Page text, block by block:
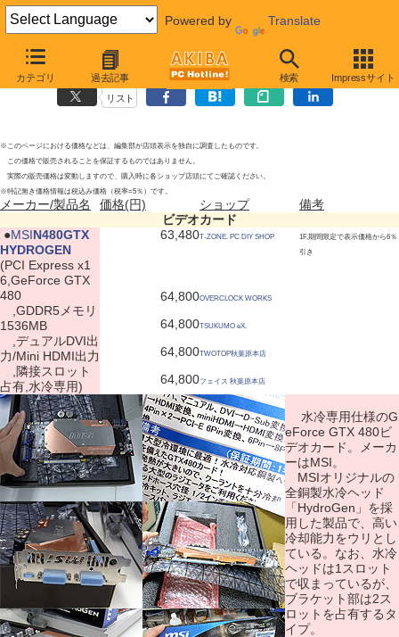
Powered by Translate
カテゴリ 過去記事 検索 Impressサイト
ビデオカードの新製品 2010年9月11日号
リスト
※このページにおける価格などは、編集部が店頭表示を独自に調査したものです。
この価格で販売されることを保証するものではありません。
実際の販売価格は変動しますので、購入時に各ショップ店頭にてご確認ください。
※特記無き価格情報は税込み価格（税率=5％）です。
メーカー/製品名 価格(円) ショップ
備考
ビデオカード
●MSIN480GTX
HYDROGEN
(PCI Express x1
6,GeForce GTX
480
,GDDR5メモリ
1536MB
,デュアルDVI出
力/Mini HDMI出力
,隣接スロット
占有,水冷専用)
63,480T-ZONE. PC DIY SHOP
1F,期間限定で表示価格から6％
引き
64,800OVERCLOCK WORKS
64,800TSUKUMO eX.
64,800TWOTOP秋葉原本店
64,800フェイス 秋葉原本店
水冷専用仕様のG
eForce GTX 480ビ
デオカード。メーカ
ーはMSI。
MSIオリジナルの
全銅製水冷ヘッド
「HydroGen」を採
用した製品で、高い
冷却能力をウリとし
ている。なお、水冷
ヘッドは1スロット
で収まっているが、
ブラケット部は2ス
ロットを占有するタ
イプ。